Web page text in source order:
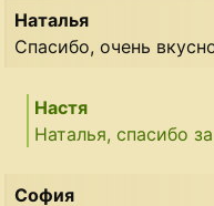
Наталья
Спасибо, очень
Настя
Наталья, спасибо
София